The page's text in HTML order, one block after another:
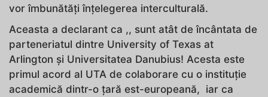
vor îmbunătăți înțelegerea interculturală.
Aceasta a declarant ca ,, sunt atât de încântata de
parteneriatul dintre University of Texas at
Arlington și Universitatea Danubius! Acesta este
primul acord al UTA de colaborare cu o instituție
academică dintr-o țară est-europeană, iar ca